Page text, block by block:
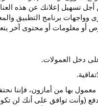
تسهيل إعلانك عن هذه
وواجهات برنامج التطبيق
أو معلومات أو محتوى آخر
دخل العمولات.
بها من أمازون، فإننا
(وأنت توافق على أنك لن